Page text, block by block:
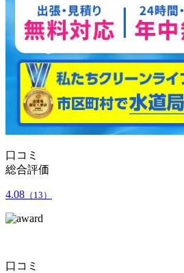
口コミ
総合評価
4.08 （13）
口コミ